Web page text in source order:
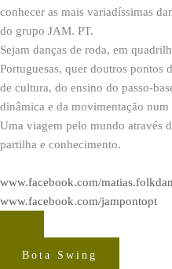
conhecer as mais variadíssimas
do grupo JAM. PT.
Sejam danças de roda, em
Portuguesas, quer doutros pontos
de cultura, do ensino do passo-
dinâmica e da movimentação num
Uma viagem pelo mundo através
partilha e conhecimento.
www.facebook.com/
www.facebook.com/jampontopt
Bota Swing